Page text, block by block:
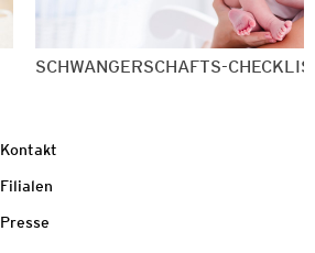
SCHWANGERSCHAFTS-
Kontakt
Filialen
Presse